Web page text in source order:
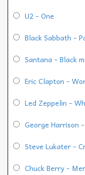
U2 - One
Black Sabbath -
Santana - Black
Eric Clapton -
Led Zeppelin -
George Harrison
Steve Lukater -
Chuck Berry -